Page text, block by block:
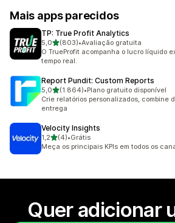
Mais apps parecidos
TP: True Profit Analytics
5,0de 5 estrelas
(803)
803 avaliações ao todo
•Avaliação gratuita
O TrueProfit acompanha o lucro líquido
tempo real.
Report Pundit: Custom Reports
5,0de 5 estrelas
(1.864)
1864 avaliações ao todo
•Plano gratuito disponível
Crie relatórios personalizados, combine
entrega
Velocity Insights
1,2de 5 estrelas
(4)
4 avaliações ao todo
•Grátis
Meça os principais KPIs em todos os
Quer adicionar